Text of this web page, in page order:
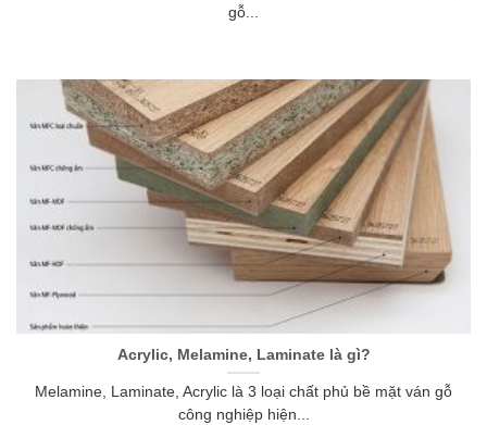
gỗ...
Acrylic, Melamine, Laminate là gì?
Melamine, Laminate, Acrylic là 3 loại chất phủ bề mặt ván gỗ
công nghiệp hiện...